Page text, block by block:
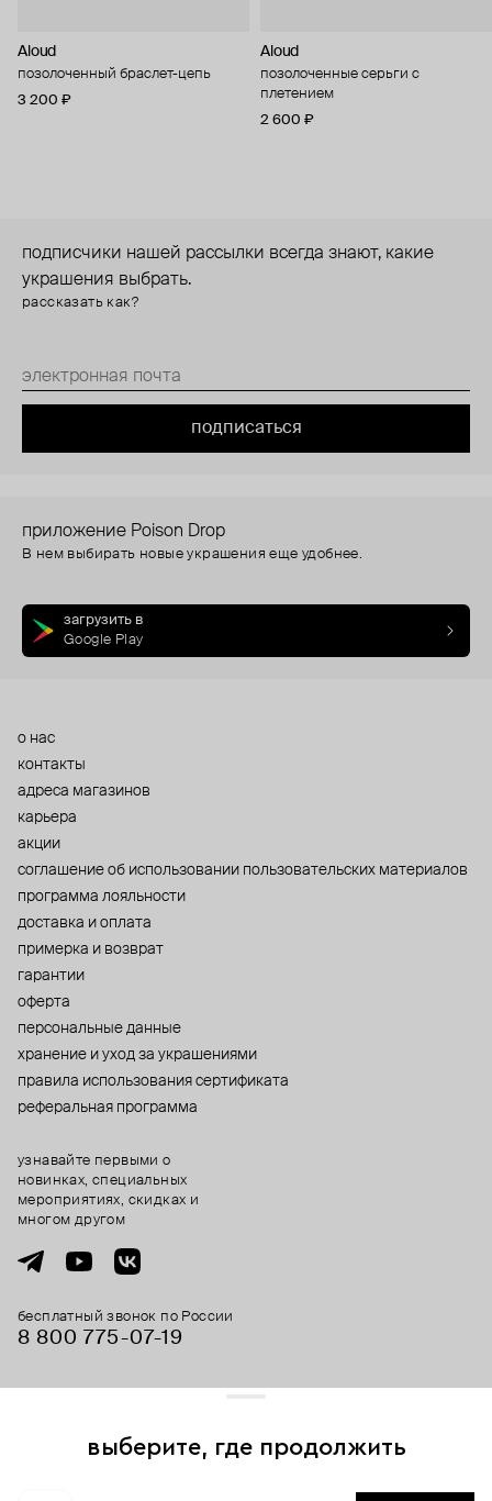
Aloud
позолоченный браслет-цепь
3 200 ₽
Aloud
позолоченные серьги с
плетением
2 600 ₽
подписчики нашей рассылки всегда знают, какие
украшения выбрать.
рассказать как?
подписаться
приложение Poison Drop
В нем выбирать новые украшения еще удобнее.
загрузить в
Google Play
о нас
контакты
адреса магазинов
карьера
акции
cоглашение об использовании пользовательских материалов
программа лояльности
доставка и оплата
примерка и возврат
гарантии
оферта
персональные данные
хранение и уход за украшениями
правила использования сертификата
реферальная программа
бесплатный звонок по России
8 800 775⁠-07⁠-19
узнавайте первыми о
новинках, специальных
мероприятиях, скидках и
многом другом
выберите, где продолжить